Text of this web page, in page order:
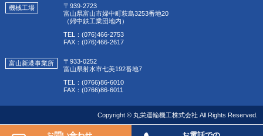
機械工場
〒939-2723
富山県富山市婦中町萩島3253番地20
（婦中鉄工業団地内）
TEL：(076)466-2753
FAX：(076)466-2617
富山新港事業所
〒933-0252
富山県射水市七美192番地7
TEL：(0766)86-6010
FAX：(0766)86-6011
Copyright © 丸栄運輸機工株式会社 All Rights Reserved.